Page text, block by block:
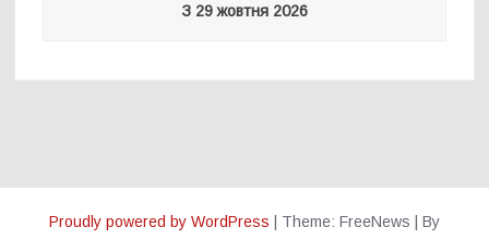
З 29 жовтня 2026
Proudly powered by WordPress Theme: FreeNews
By